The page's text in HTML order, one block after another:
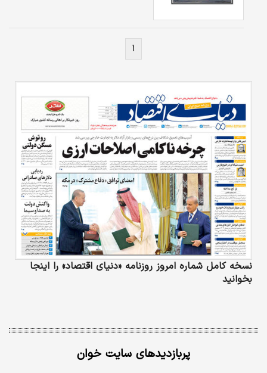
۱
نسخه کامل شماره امروز روزنامه «دنیای‌ اقتصاد» را اینجا
بخوانید
پربازدیدهای سایت خوان